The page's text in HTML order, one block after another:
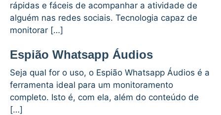
rápidas e fáceis de acompanhar a atividade de
alguém nas redes sociais. Tecnologia capaz de
monitorar […]
Espião Whatsapp Áudios
Seja qual for o uso, o Espião Whatsapp Áudios é a
ferramenta ideal para um monitoramento
completo. Isto é, com ela, além do conteúdo de
[…]